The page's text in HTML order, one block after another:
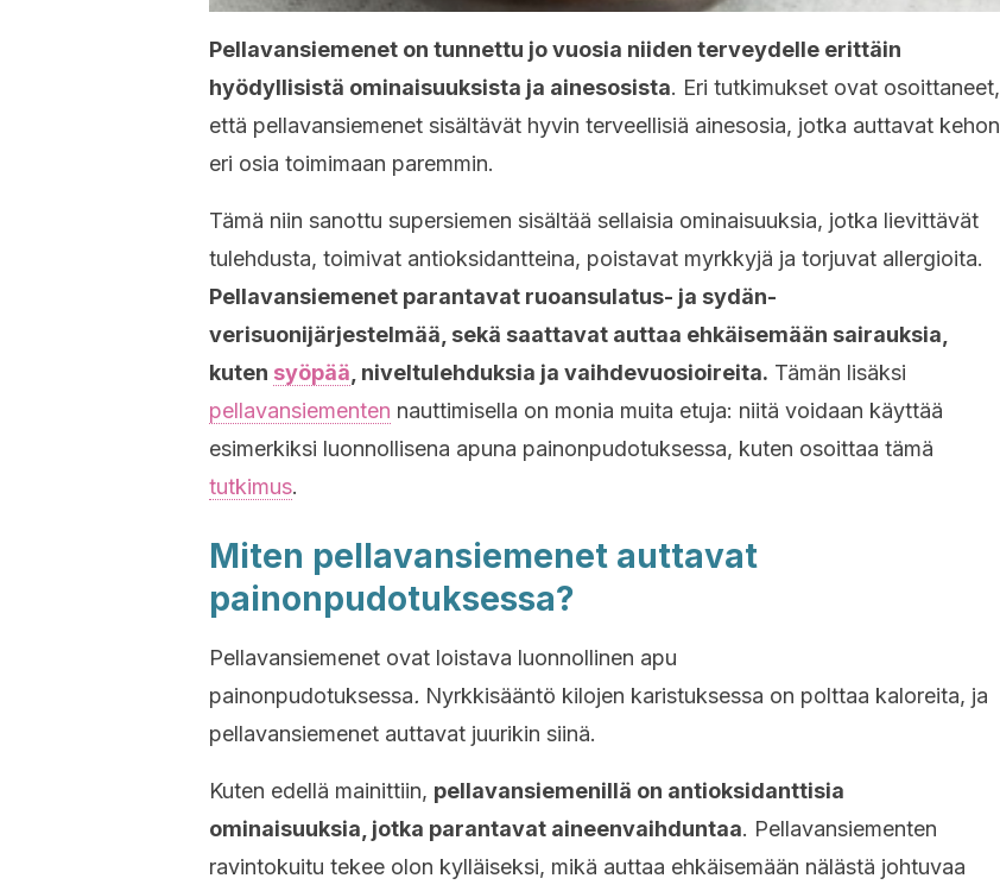
Pellavansiemenet on tunnettu jo vuosia niiden terveydelle erittäin
hyödyllisistä ominaisuuksista ja ainesosista. Eri tutkimukset ovat osoittaneet,
että pellavansiemenet sisältävät hyvin terveellisiä ainesosia, jotka auttavat kehon
eri osia toimimaan paremmin.
Tämä niin sanottu supersiemen sisältää sellaisia ominaisuuksia, jotka lievittävät
tulehdusta, toimivat antioksidantteina, poistavat myrkkyjä ja torjuvat allergioita.
Pellavansiemenet parantavat ruoansulatus- ja sydän-
verisuonijärjestelmää, sekä saattavat auttaa ehkäisemään sairauksia,
kuten syöpää , niveltulehduksia ja vaihdevuosioireita. Tämän lisäksi
pellavansiementen nauttimisella on monia muita etuja: niitä voidaan käyttää
esimerkiksi luonnollisena apuna painonpudotuksessa, kuten osoittaa tämä
tutkimus.
Miten pellavansiemenet auttavat
painonpudotuksessa?
Pellavansiemenet ovat loistava luonnollinen apu
painonpudotuksessa. Nyrkkisääntö kilojen karistuksessa on polttaa kaloreita, ja
pellavansiemenet auttavat juurikin siinä.
Kuten edellä mainittiin, pellavansiemenillä on antioksidanttisia
ominaisuuksia, jotka parantavat aineenvaihduntaa. Pellavansiementen
ravintokuitu tekee olon kylläiseksi, mikä auttaa ehkäisemään nälästä johtuvaa